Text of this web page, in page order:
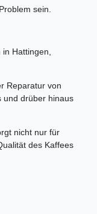
sein.
Hattingen,
Reparatur von
und drüber hinaus
nicht nur für
des Kaffees